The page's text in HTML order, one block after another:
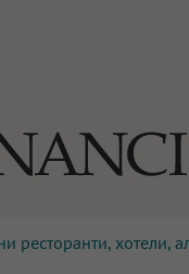
ресторанти,